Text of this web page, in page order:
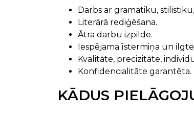
Darbs ar gramatiku,
Literārā rediģēšana.
Ātra darbu izpilde.
Iespējama īstermiņa un
Kvalitāte, precizitāte,
Konfidencialitāte garantēta.
KĀDUS